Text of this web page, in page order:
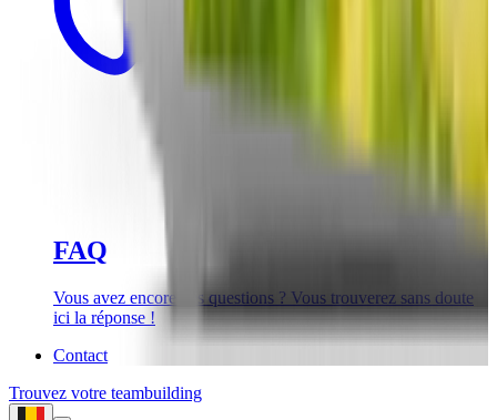
FAQ
Vous avez encore des questions ? Vous trouverez sans doute
ici la réponse !
Contact
Trouvez votre teambuilding